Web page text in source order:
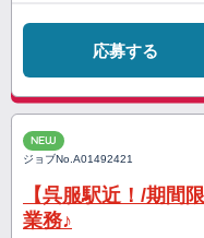
応募する
NEW
ジョブNo.A01492421
【呉服駅近！/期間
業務♪